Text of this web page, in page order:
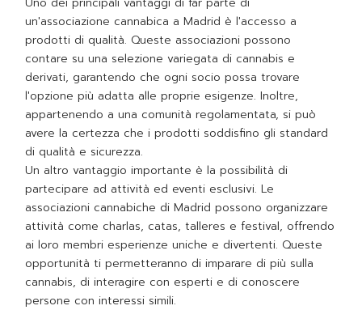
un'associazione cannabica a Madrid è l'accesso a
prodotti di qualità. Queste associazioni possono
contare su una selezione variegata di cannabis e
derivati, garantendo che ogni socio possa trovare
l'opzione più adatta alle proprie esigenze. Inoltre,
appartenendo a una comunità regolamentata, si può
avere la certezza che i prodotti soddisfino gli standard
di qualità e sicurezza.
Un altro vantaggio importante è la possibilità di
partecipare ad attività ed eventi esclusivi. Le
associazioni cannabiche di Madrid possono organizzare
attività come charlas, catas, talleres e festival, offrendo
ai loro membri esperienze uniche e divertenti. Queste
opportunità ti permetteranno di imparare di più sulla
cannabis, di interagire con esperti e di conoscere
persone con interessi simili.